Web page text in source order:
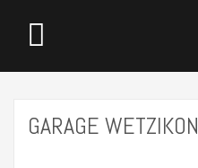
GARAGE WETZIKON